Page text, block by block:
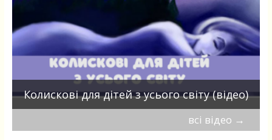
Колискові для дітей з усього світу (відео)
всі відео →